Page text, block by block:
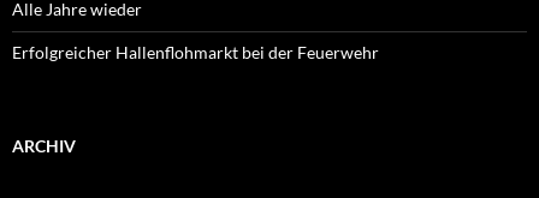
Alle Jahre wieder
Erfolgreicher Hallenflohmarkt bei der Feuerwehr
ARCHIV